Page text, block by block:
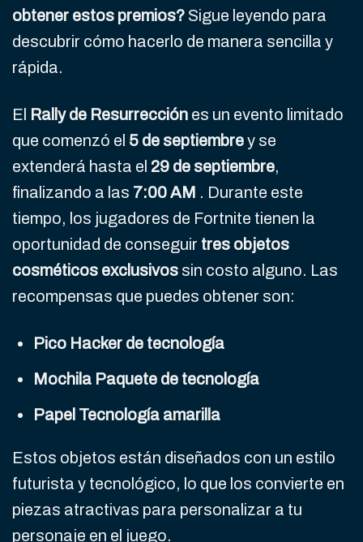
obtener estos premios? Sigue leyendo para
descubrir cómo hacerlo de manera sencilla y
rápida.
El Rally de Resurrección es un evento limitado
que comenzó el 5 de septiembrey se
extenderá hasta el 29 de septiembre,
finalizando a las 7:00 AM . Durante este
tiempo, los jugadores de Fortnite tienen la
oportunidad de conseguir tres objetos
cosméticos exclusivos sin costo alguno. Las
recompensas que puedes obtener son:
Pico Hacker de tecnología
Mochila Paquete de tecnología
Papel Tecnología amarilla
Estos objetos están diseñados con un estilo
futurista y tecnológico, lo que los convierte en
piezas atractivas para personalizar a tu
personaje en el juego.